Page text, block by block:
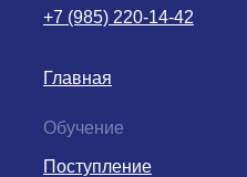
Поступление
Обучение
+7 (985) 220-14-42
Главная